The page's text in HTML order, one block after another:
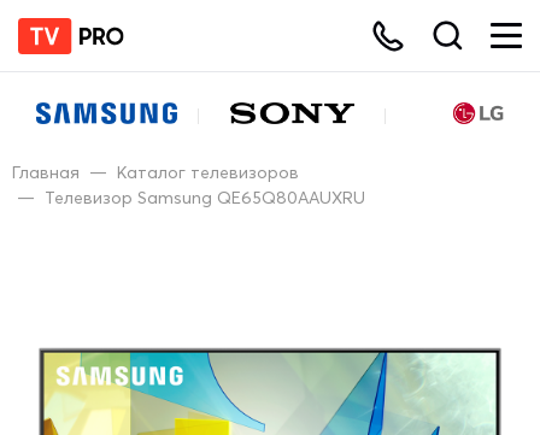
Главная — Каталог телевизоров
— Телевизор Samsung QE65Q80AAUXRU